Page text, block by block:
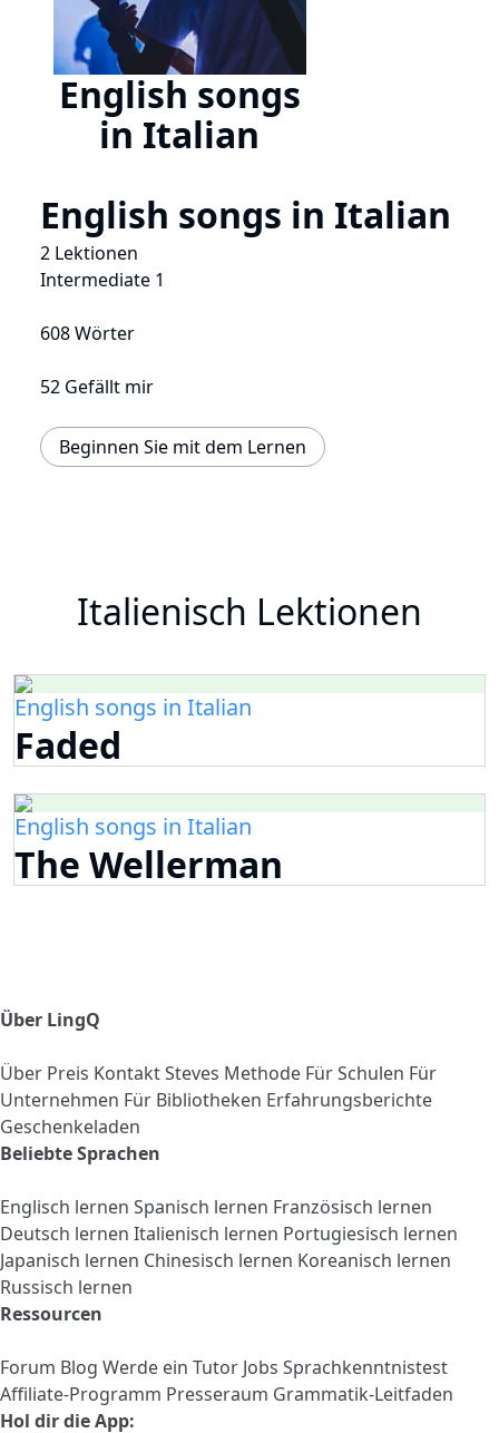
English songs
in Italian
English songs in Italian
2 Lektionen
Intermediate 1
608 Wörter
52 Gefällt mir
Beginnen Sie mit dem Lernen
Italienisch Lektionen
English songs in Italian
Faded
English songs in Italian
The Wellerman
Über LingQ
Über Preis KontaktSteves Methode Für Schulen Für
Unternehmen Für Bibliotheken Erfahrungsberichte
Geschenkeladen
Beliebte Sprachen
Englisch lernen Spanisch lernen Französisch lernen
Deutsch lernen Italienisch lernen Portugiesisch lernen
Japanisch lernen Chinesisch lernen Koreanisch lernen
Russisch lernen
Ressourcen
Forum Blog Werde ein Tutor Jobs Sprachkenntnistest
Affiliate-Programm Presseraum Grammatik-Leitfaden
Hol dir die App: